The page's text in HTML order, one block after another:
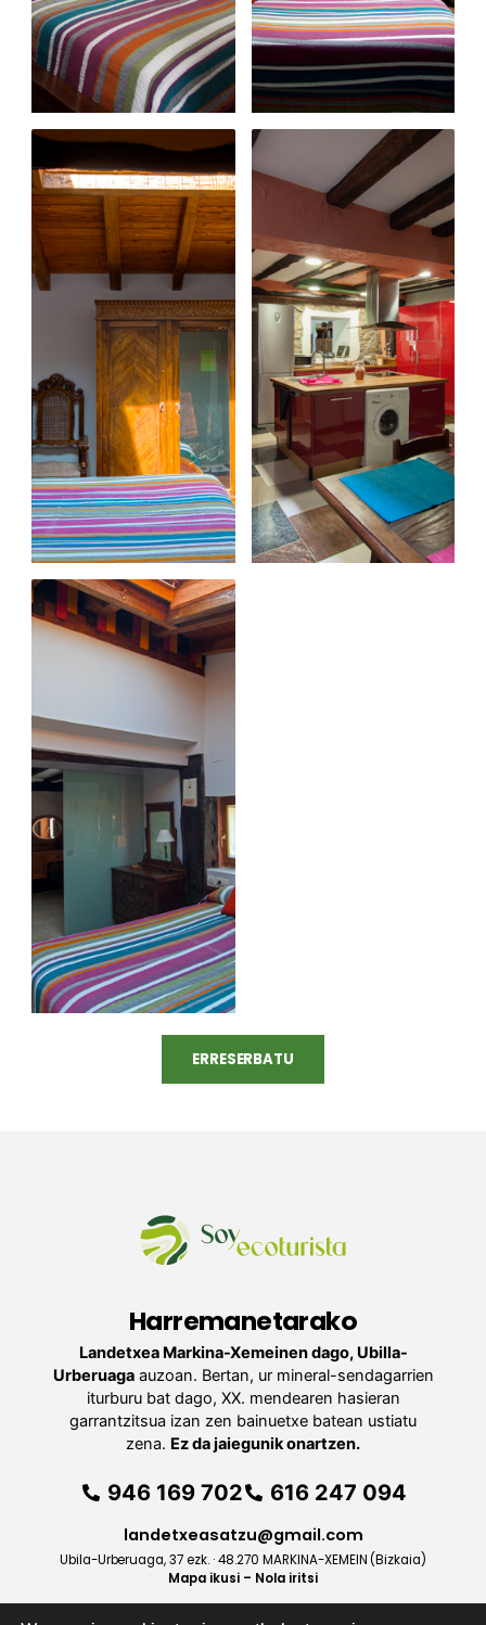
ERRESERBATU
Harremanetarako
Landetxea Markina-Xemeinen dago, Ubilla-
Urberuagaauzoan. Bertan, ur mineral-sendagarrien
iturburu bat dago, XX. mendearen hasieran
garrantzitsua izan zen bainuetxe batean ustiatu
zena. Ez da jaiegunik onartzen.
946 169 702 616 247 094
landetxeasatzu@gmail.com
Ubila-Urberuaga, 37 ezk. · 48.270 MARKINA-XEMEIN (Bizkaia)
Mapa ikusi – Nola iritsi